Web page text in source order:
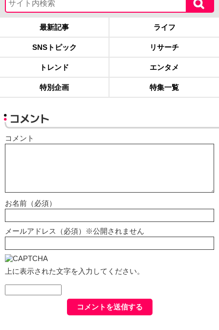
最新記事 ライフ
SNSトピック リサーチ
トレンド エンタメ
特別企画 特集一覧
コメント
コメント
お名前（必須）
メールアドレス（必須）※公開されません
上に表示された文字を入力してください。